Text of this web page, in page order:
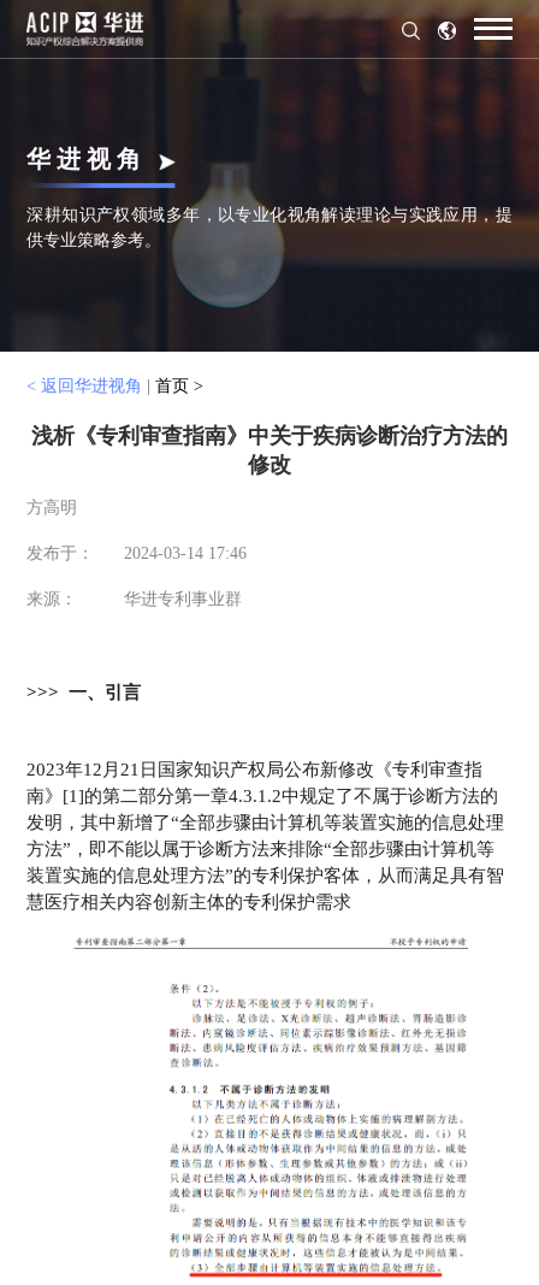
华 进 视 角
深耕知识产权领域多年，以专业化视角解读理论与实践应用，提
供专业策略参考。
< 返回华进视角 |首页 >
浅析《专利审查指南》中关于疾病诊断治疗方法的
修改
方高明
发布于： 2024-03-14 17:46
来源： 华进专利事业群
>>> 一、引言
2023年12月21日国家知识产权局公布新修改《专利审查指
南》[1]的第二部分第一章4.3.1.2中规定了不属于诊断方法的
发明，其中新增了“全部步骤由计算机等装置实施的信息处理
方法”，即不能以属于诊断方法来排除“全部步骤由计算机等
装置实施的信息处理方法”的专利保护客体，从而满足具有智
慧医疗相关内容创新主体的专利保护需求